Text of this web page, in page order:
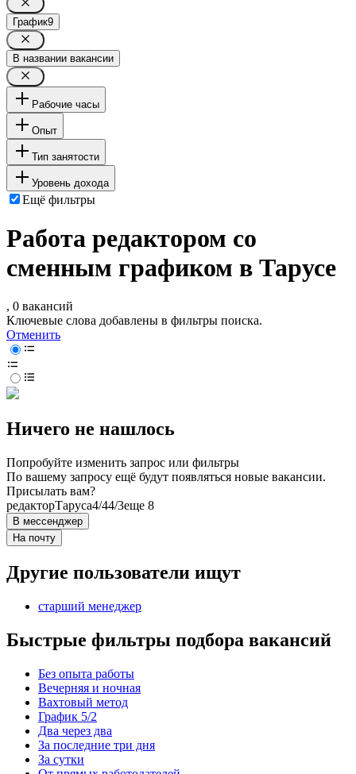
График9
В названии вакансии
Рабочие часы
Опыт
Тип занятости
Уровень дохода
Ещё фильтры
Работа редактором со
сменным графиком в Тарусе
, 0 вакансий
Ключевые слова добавлены в фильтры поиска.
Отменить
Ничего не нашлось
Попробуйте изменить запрос или фильтры
По вашему запросу ещё будут появляться новые вакансии.
Присылать вам?
редакторТаруса4/44/3еще 8
В мессенджер
На почту
Другие пользователи ищут
старший менеджер
Быстрые фильтры подбора вакансий
Без опыта работы
Вечерняя и ночная
Вахтовый метод
График 5/2
Два через два
За последние три дня
За сутки